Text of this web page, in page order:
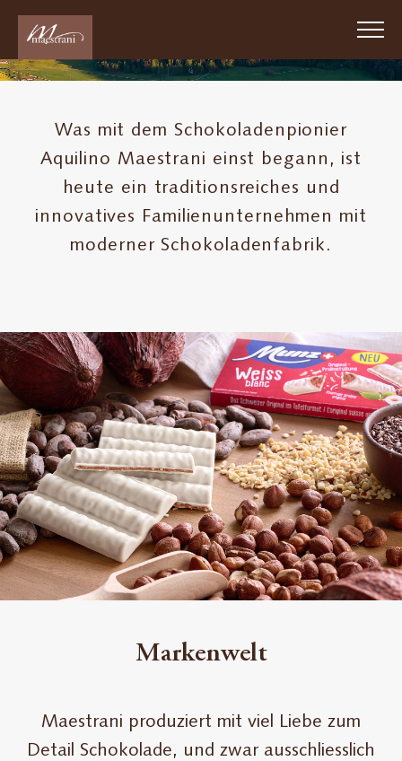
content
Passion
Suisse
Arbeiten
bei
Maestrani
PLAY
Was mit dem Schokoladenpionier
Aquilino Maestrani einst begann, ist
heute ein traditionsreiches und
innovatives Familienunternehmen mit
moderner Schokoladenfabrik.
Markenwelt
Maestrani produziert mit viel Liebe zum
Detail Schokolade, und zwar ausschliesslich